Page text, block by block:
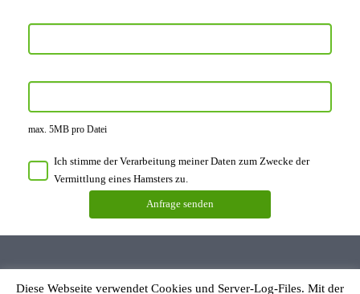
max. 5MB pro Datei
Ich stimme der Verarbeitung meiner Daten zum Zwecke der
Vermittlung eines Hamsters zu.
Diese Webseite verwendet Cookies und Server-Log-Files. Mit der